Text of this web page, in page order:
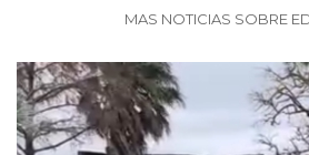
MAS NOTICIAS SOBRE